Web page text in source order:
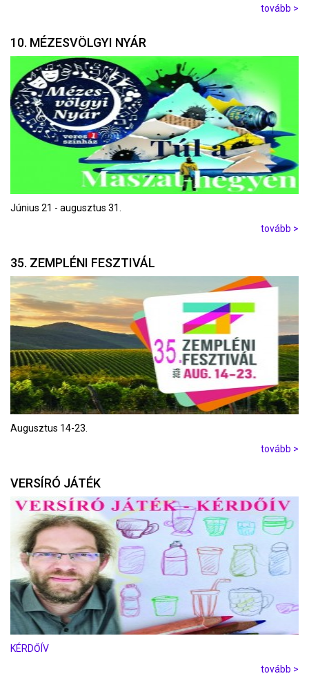
tovább >
10. MÉZESVÖLGYI NYÁR
Június 21 - augusztus 31.
tovább >
35. ZEMPLÉNI FESZTIVÁL
Augusztus 14-23.
tovább >
VERSÍRÓ JÁTÉK
KÉRDŐÍV
tovább >